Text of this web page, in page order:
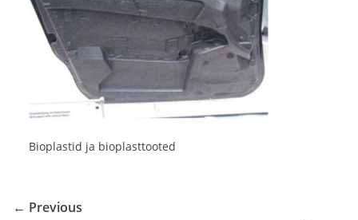
Bioplastid ja bioplasttooted
← Previous